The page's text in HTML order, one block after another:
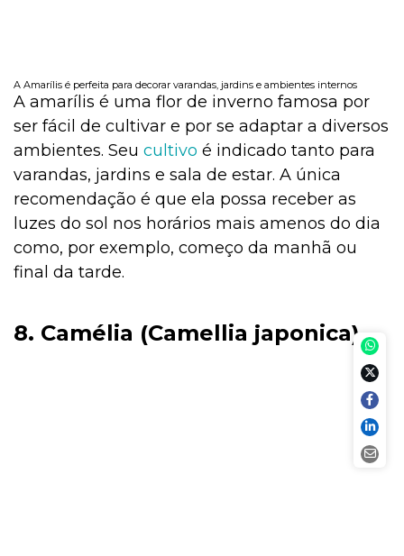
A Amarílis é perfeita para decorar varandas, jardins e ambientes internos
A amarílis é uma flor de inverno famosa por
ser fácil de cultivar e por se adaptar a diversos
ambientes. Seu cultivo é indicado tanto para
varandas, jardins e sala de estar. A única
recomendação é que ela possa receber as
luzes do sol nos horários mais amenos do dia
como, por exemplo, começo da manhã ou
final da tarde.
8. Camélia (Camellia japonica)